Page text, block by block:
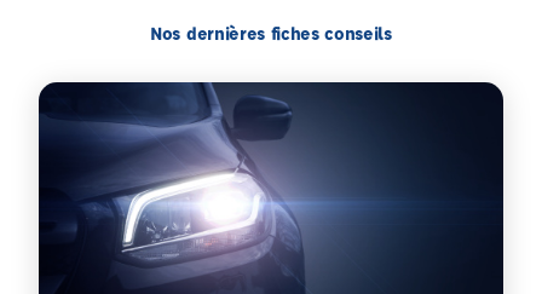
Nos dernières fiches conseils